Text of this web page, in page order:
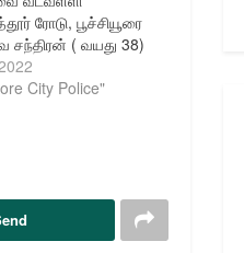
ரோடு, பூச்சியூரை
சந்திரன் ( வயது 38)
பல்கலைக்கழகத்தில்
பணியாற்றி வருகிறார்.
(வயது 46) என்பவரை
அவர்
City Police"